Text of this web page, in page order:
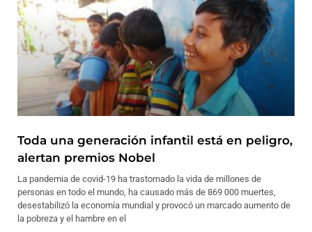
Toda una generación infantil está en peligro,
alertan premios Nobel
La pandemia de covid-19 ha trastornado la vida de millones de
personas en todo el mundo, ha causado más de 869 000 muertes,
desestabilizó la economía mundial y provocó un marcado aumento de
la pobreza y el hambre en el